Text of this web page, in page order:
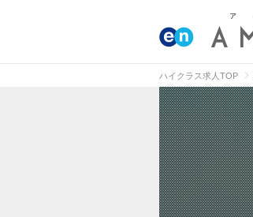
ハイクラス求人TOP